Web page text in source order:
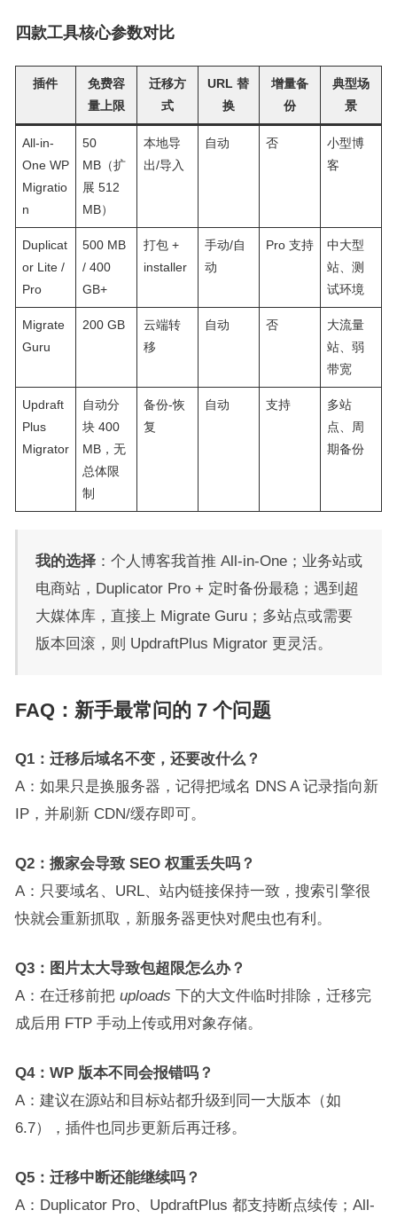
四款工具核心参数对比
插件
免费容
量上限
迁移方
式
URL 替
换
增量备
份
典型场
景
All-in-
One WP
Migratio
n
50
MB（扩
展 512
MB）
本地导
出/导入
自动 否
小型博
客
Duplicat
or Lite /
Pro
500 MB
/ 400
GB+
打包 +
installer
手动/自
动
Pro 支持
中大型
站、测
试环境
Migrate
Guru
200 GB
云端转
移
自动 否
大流量
站、弱
带宽
Updraft
Plus
Migrator
自动分
块 400
MB，无
总体限
制
备份-恢
复
自动 支持
多站
点、周
期备份
我的选择：个人博客我首推 All-in-One；业务站或
电商站，Duplicator Pro + 定时备份最稳；遇到超
大媒体库，直接上 Migrate Guru；多站点或需要
版本回滚，则 UpdraftPlus Migrator 更灵活。
FAQ：新手最常问的 7 个问题
Q1：迁移后域名不变，还要改什么？
A：如果只是换服务器，记得把域名 DNS A 记录指向新
IP，并刷新 CDN/缓存即可。
Q2：搬家会导致 SEO 权重丢失吗？
A：只要域名、URL、站内链接保持一致，搜索引擎很
快就会重新抓取，新服务器更快对爬虫也有利。
Q3：图片太大导致包超限怎么办？
A：在迁移前把 uploads 下的大文件临时排除，迁移完
成后用 FTP 手动上传或用对象存储。
Q4：WP 版本不同会报错吗？
A：建议在源站和目标站都升级到同一大版本（如
6.7），插件也同步更新后再迁移。
Q5：迁移中断还能继续吗？
A：Duplicator Pro、UpdraftPlus 都支持断点续传；All-